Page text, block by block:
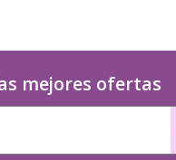
mejores ofertas